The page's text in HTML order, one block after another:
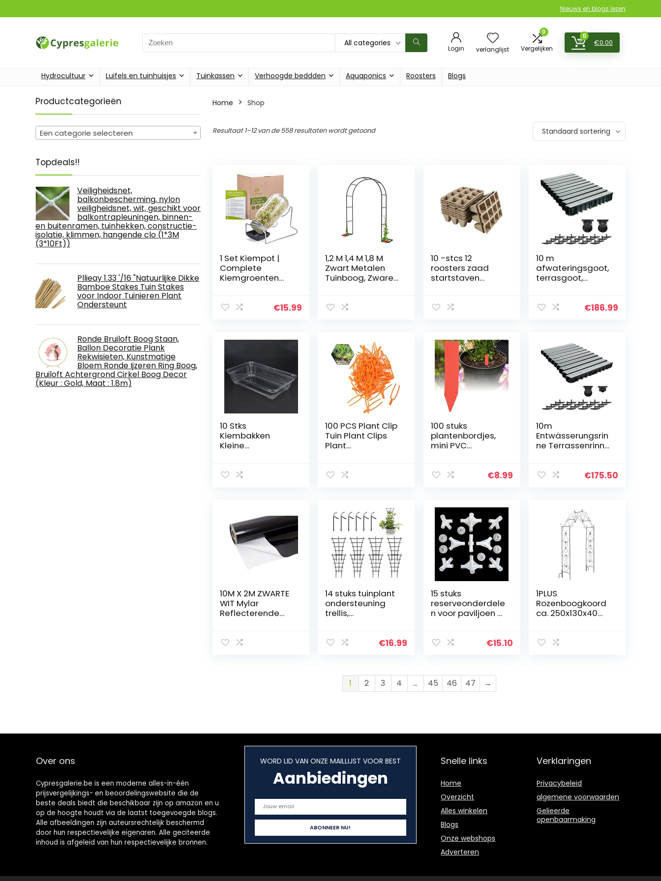
Nieuws en blogs lezen
Search
for:
All categories
Login verlanglijst
0
Vergelijken
0
€0.00
Hydrocultuur Luifels en tuinhuisjes Tuinkassen Verhoogde beddden Aquaponics Roosters Blogs
Productcategorieën
Een categorie selecteren
Topdeals!!
Veiligheidsnet,
balkonbescherming, nylon
veiligheidsnet, wit, geschikt voor
balkontrapleuningen, binnen-
en buitenramen, tuinhekken, constructie-
isolatie, klimmen, hangende clo (1*3M
(3*10Ft))
Pllieay 1.33 '/16 "Natuurlijke Dikke
Bamboe Stakes Tuin Stakes
voor Indoor Tuinieren Plant
Ondersteunt
Ronde Bruiloft Boog Staan,
Ballon Decoratie Plank
Rekwisieten, Kunstmatige
Bloem Ronde Ijzeren Ring Boog,
Bruiloft Achtergrond Cirkel Boog Decor
(Kleur : Gold, Maat : 1.8m)
Home Shop
Resultaat 1–12 van de 558 resultaten wordt getoond Standaard sortering
1 Set Kiempot |
Complete
Kiemgroenten
| Kiemgroenten
Weckpot Voor
Broccoli, Alfalfa &
Mung Bonen
€15.99
1,2 M 1,4 M 1,8 M
Zwart Metalen
Tuinboog, Zware
Klimplanten,
10 -stcs 12
roosters zaad
startstaven
kwekerij pot
zaailing
kiemplaats voor
tuin groentefruit
kwekerijzaad
zaad
10 m
afwateringsgoot,
terrasgoot,
set, systeem A15
€186.99
10 Stks
Kiembakken
Kleine
Rechthoekige
100 PCS Plant Clip
Tuin Plant Clips
Plant
Druivenstamklem
Wijnstokken,
Plantstelen,
Oranje
100 stuks
plantenbordjes,
mini PVC
UV
plantenbordjes
om te labelen,
voor tuin,
landbouwgrond,
boomgaard(rood
€8.99
10m
Entwässerungsrin
ne Terrassenrinne
System A15
€175.50
10M X 2M ZWARTE
WIT Mylar
Reflecterende
Groei Zaal
14 stuks tuinplant
ondersteuning
trellis,
klimtrellis,
specificaties,
voor klimplanten
en wijnstokken
€16.99
15 stuks
reserveonderdele
n voor paviljoen 3
connector 25/19
€15.10
1PLUS
Rozenboogkoord
ca. 250x130x40
1 2 3 4 … 45 46 47 →
Over ons
Cypresgalerie.be is een moderne alles-in-één
prijsvergelijkings- en beoordelingswebsite die de
beste deals biedt die beschikbaar zijn op amazon en u
op de hoogte houdt via de laatst toegevoegde blogs.
Alle afbeeldingen zijn auteursrechtelijk beschermd
door hun respectievelijke eigenaren. Alle geciteerde
inhoud is afgeleid van hun respectievelijke bronnen.
WORD LID VAN ONZE MAILLIJST VOOR BEST
Aanbiedingen
Snelle links
Home
Overzicht
Alles winkelen
Blogs
Onze webshops
Adverteren
Verklaringen
Privacybeleid
algemene voorwaarden
Gelieerde
openbaarmaking